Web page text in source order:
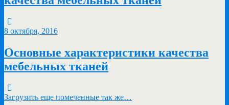
8 октября, 2016
Основные характеристики качества
мебельных тканей
Загрузить еще помеченные так же…